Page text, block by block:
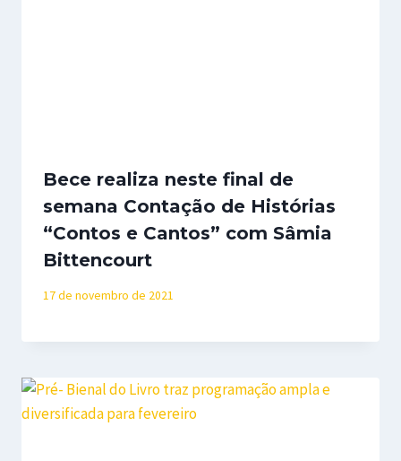
Bece realiza neste final de
semana Contação de Histórias
“Contos e Cantos” com Sâmia
Bittencourt
17 de novembro de 2021